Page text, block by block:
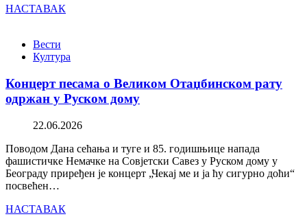
НАСТАВАК
Вести
Култура
Концерт песама о Великом Отаџбинском рату
одржан у Руском дому
22.06.2026
Поводом Дана сећања и туге и 85. годишњице напада
фашистичке Немачке на Совјетски Савез у Руском дому у
Београду приређен је концерт „Чекај ме и ја ћу сигурно доћи“
посвећен…
НАСТАВАК